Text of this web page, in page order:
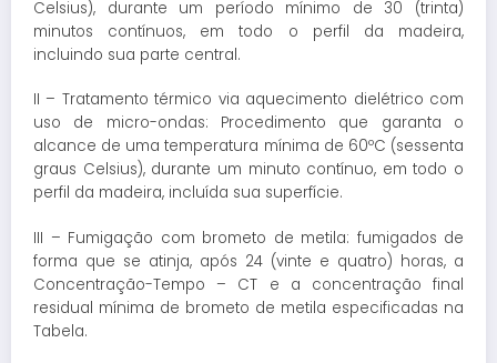
Celsius), durante um período mínimo de 30 (trinta)
minutos contínuos, em todo o perfil da madeira,
incluindo sua parte central.
II – Tratamento térmico via aquecimento dielétrico com
uso de micro-ondas: Procedimento que garanta o
alcance de uma temperatura mínima de 60ºC (sessenta
graus Celsius), durante um minuto contínuo, em todo o
perfil da madeira, incluída sua superfície.
III – Fumigação com brometo de metila: fumigados de
forma que se atinja, após 24 (vinte e quatro) horas, a
Concentração-Tempo – CT e a concentração final
residual mínima de brometo de metila especificadas na
Tabela.